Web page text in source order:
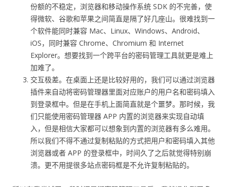
份额的不稳定，浏览器和移动操作系统 SDK 的不完善，使
得微软、谷歌和苹果之间简直是隔了好几座山。很难找到一
个软件能同时兼容 Mac、Linux、Windows、Android、
iOS，同时兼容 Chrome、Chromium 和 Internet
Explorer。想要找到一个跨平台的密码管理工具就更是难上
加难了。
交互极差。在桌面上还是比较好用的，我们可以通过浏览器
插件来自动将密码管理器里面对应账户的用户名和密码填入
到登录框中。但是在手机上面简直就是个噩梦。那时候，我
们只能使用密码管理器 APP 内置的浏览器来实现自动填
入，但是相信大家都可以想象到内置的浏览器有多么难用。
所以我们不得不通过复制粘贴的方式把用户和密码填入其他
浏览器或者 APP 的登录框中，时间久了之后就觉得特别崩
溃。更不用提很多站点密码框是不允许复制粘贴的。